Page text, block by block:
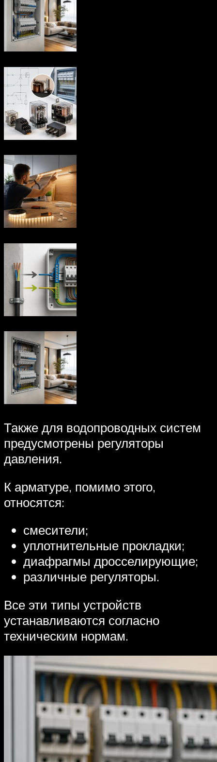
Также для водопроводных систем
предусмотрены регуляторы
давления.
К арматуре, помимо этого,
относятся:
смесители;
уплотнительные прокладки;
диафрагмы дросселирующие;
различные регуляторы.
Все эти типы устройств
устанавливаются согласно
техническим нормам.